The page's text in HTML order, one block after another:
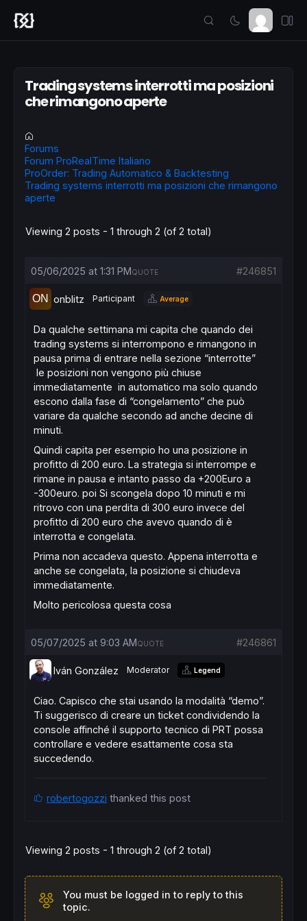
Trading systems interrotti ma posizioni
che rimangono aperte
Forums
Forum ProRealTime Italiano
ProOrder: Trading Automatico & Backtesting
Trading systems interrotti ma posizioni che rimangono
aperte
Viewing 2 posts - 1 through 2 (of 2 total)
05/06/2025 at 1:31 PM #246851
QUOTE
onblitz Participant Average
Da qualche settimana mi capita che quando dei
trading systems si interrompono e rimangono in
pausa prima di entrare nella sezione “interrotte”
le posizioni non vengono più chiuse
immediatamente in automatico ma solo quando
escono dalla fase di “congelamento” che può
variare da qualche secondo ad anche decine di
minuti.
Quindi capita per esempio ho una posizione in
profitto di 200 euro. La strategia si interrompe e
rimane in pausa e intanto passo da +200Euro a
-300euro. poi Si scongela dopo 10 minuti e mi
ritrovo con una perdita di 300 euro invece del
profitto di 200 euro che avevo quando di è
interrotta e congelata.
Prima non accadeva questo. Appena interrotta e
anche se congelata, la posizione si chiudeva
immediatamente.
Molto pericolosa questa cosa
05/07/2025 at 9:03 AM #246861
QUOTE
Iván González Moderator Legend
Ciao. Capisco che stai usando la modalità “demo”.
Ti suggerisco di creare un ticket condividendo la
console affinché il supporto tecnico di PRT possa
controllare e vedere esattamente cosa sta
succedendo.
robertogozzi thanked this post
Viewing 2 posts - 1 through 2 (of 2 total)
You must be logged in to reply to this
topic.